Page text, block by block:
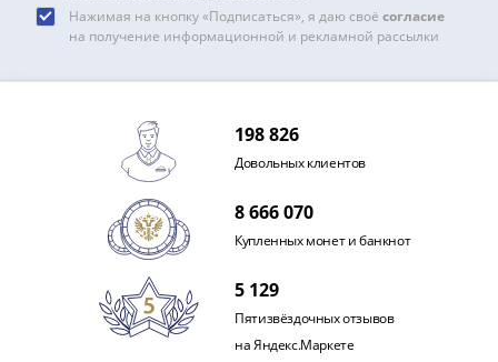
Нажимая на кнопку «Подписаться», я даю своё согласие
на получение информационной и рекламной рассылки
198 826
Довольных клиентов
8 666 070
Купленных монет и банкнот
5 129
Пятизвёздочных отзывов
на Яндекс.Маркете